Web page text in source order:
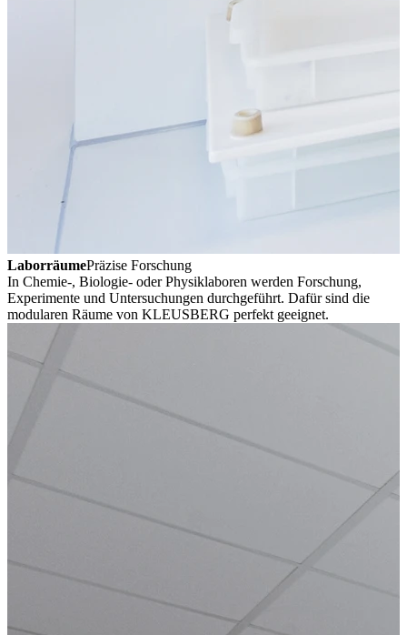
LaborräumePräzise Forschung
In Chemie-, Biologie- oder Physiklaboren werden Forschung,
Experimente und Untersuchungen durchgeführt. Dafür sind die
modularen Räume von KLEUSBERG perfekt geeignet.